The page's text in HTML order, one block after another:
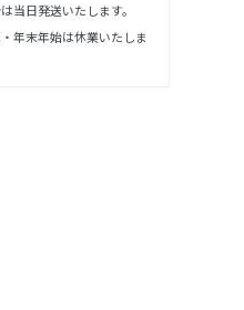
当日発送いたします。
年末年始は休業いたしま